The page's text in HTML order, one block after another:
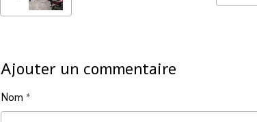
Ajouter un commentaire
Nom